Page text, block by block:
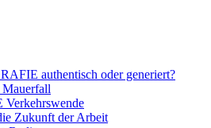
authentisch oder generiert?
Mauerfall
Verkehrswende
Zukunft der Arbeit